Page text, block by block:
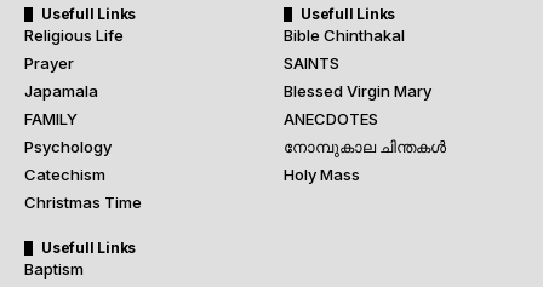
Usefull Links
Religious Life
Prayer
Japamala
FAMILY
Psychology
Catechism
Christmas Time
Usefull Links
Bible Chinthakal
SAINTS
Blessed Virgin Mary
ANECDOTES
നോമ്പുകാല ചിന്തകൾ
Holy Mass
Usefull Links
Baptism